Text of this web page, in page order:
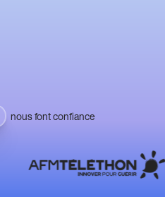
nous font confiance